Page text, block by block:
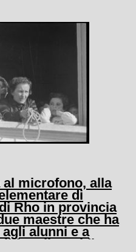
microfono, alla
di
Rho in provincia
maestre che ha
alunni e a
fratello Egidio